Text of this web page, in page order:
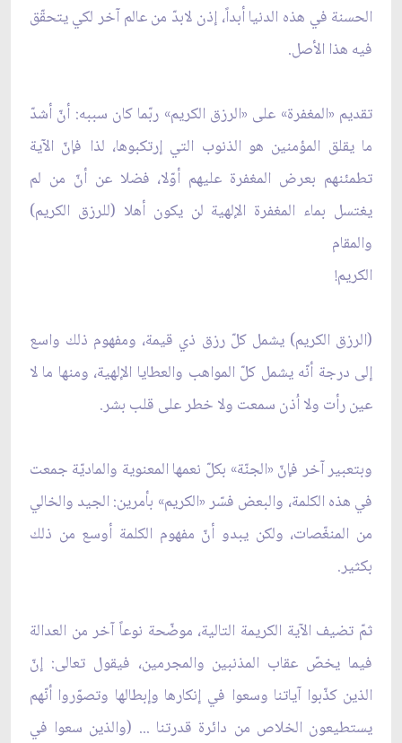
الحسنة في هذه الدنيا أبداً، إذن لابدّ من عالم آخر لكي يتحقّق
فيه هذا الأصل.
تقديم «المغفرة» على «الرزق الكريم» ربّما كان سببه: أنّ أشدّ
ما يقلق المؤمنين هو الذنوب التي إرتكبوها، لذا فإنّ الآية
تطمئنهم بعرض المغفرة عليهم أوّلا، فضلا عن أنّ من لم
يغتسل بماء المغفرة الإلهية لن يكون أهلا (للرزق الكريم)
والمقام
الكريم!
(الرزق الكريم) يشمل كلّ رزق ذي قيمة، ومفهوم ذلك واسع
إلى درجة أنّه يشمل كلّ المواهب والعطايا الإلهية، ومنها ما لا
عين رأت ولا اُذن سمعت ولا خطر على قلب بشر.
وبتعبير آخر فإنّ «الجنّة» بكلّ نعمها المعنوية والماديّة جمعت
في هذه الكلمة، والبعض فسّر «الكريم» بأمرين: الجيد والخالي
من المنغّصات، ولكن يبدو أنّ مفهوم الكلمة أوسع من ذلك
بكثير.
ثمّ تضيف الآية الكريمة التالية، موضّحة نوعاً آخر من العدالة
فيما يخصّ عقاب المذنبين والمجرمين، فيقول تعالى: إنّ
الذين كذّبوا آياتنا وسعوا في إنكارها وإبطالها وتصوّروا أنّهم
يستطيعون الخلاص من دائرة قدرتنا ... (والذين سعوا في